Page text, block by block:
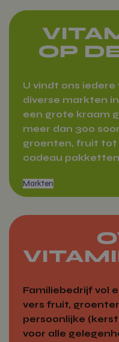
OP
U vindt ons iedere
diverse markten
een grote kraam
meer dan 300
groenten, fruit tot
cadeau
Familiebedrijf vol
vers fruit,
persoonlijke
voor alle